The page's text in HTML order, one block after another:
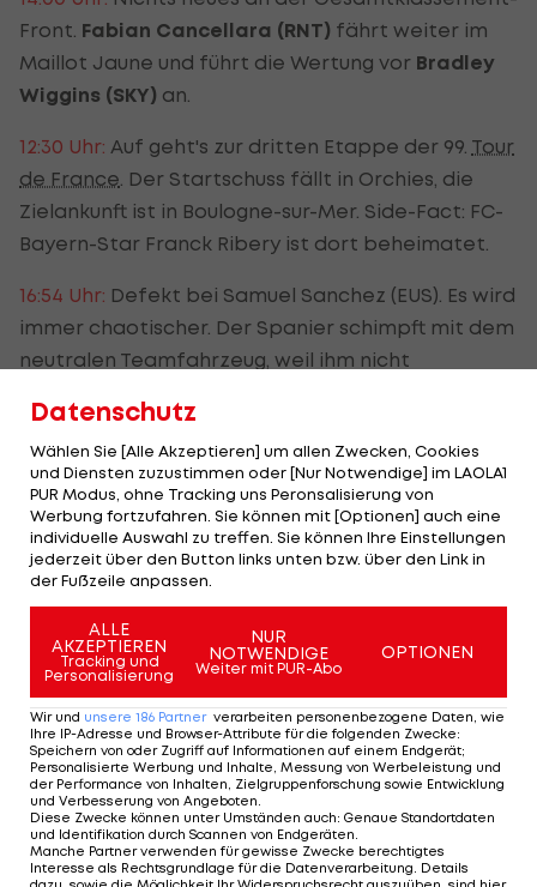
Front. Fabian Cancellara (RNT) fährt weiter im
Maillot Jaune und führt die Wertung vor Bradley
Wiggins (SKY) an.
12:30 Uhr: Auf geht's zur dritten Etappe der 99. Tour
de France . Der Startschuss fällt in Orchies, die
Zielankunft ist in Boulogne-sur-Mer. Side-Fact: FC-
Bayern-Star Franck Ribery ist dort beheimatet.
16:54 Uhr: Defekt bei Samuel Sanchez (EUS). Es wird
immer chaotischer. Der Spanier schimpft mit dem
neutralen Teamfahrzeug, weil ihm nicht
16:49 Uhr:Die nächste Aufgaben-Meldung erreicht
uns.Jose Joaquin Rojas (MOV), 2011 noch einige
Tage im Punktetrikot, hat es übel erwischt, er
kann die Rundfahrt nicht fortsetzen.
16:48 Uhr:AuchMark Cavendish
Voeckler sind zunächst abgehängt.
16:45 Uhr: Philippe Gilbertist weit zurück! Der
Belgier wurde auch von einem Sturz gestoppt und
hat nun Schuhprobleme. Beim Begleitfahrzeug
versucht er die Sache in den Griff zu kriegen.
16:44 Uhr:Durch die Stürze hat sich das Feld in
mehrere Teile gesplittet.Garminversucht gerade,
Datenschutz
Wählen Sie [Alle Akzeptieren] um allen Zwecken, Cookies
und Diensten zuzustimmen oder [Nur Notwendige] im LAOLA1
PUR Modus, ohne Tracking uns Peronsalisierung von
Werbung fortzufahren. Sie können mit [Optionen] auch eine
individuelle Auswahl zu treffen. Sie können Ihre Einstellungen
jederzeit über den Button links unten bzw. über den Link in
der Fußzeile anpassen.
ALLE
AKZEPTIEREN
Tracking und
Personalisierung
NUR
NOTWENDIGE
Weiter mit PUR-Abo
OPTIONEN
Wir und unsere 186 Partner verarbeiten personenbezogene Daten, wie
Ihre IP-Adresse und Browser-Attribute für die folgenden Zwecke:
Speichern von oder Zugriff auf Informationen auf einem Endgerät;
Personalisierte Werbung und Inhalte, Messung von Werbeleistung und
der Performance von Inhalten, Zielgruppenforschung sowie Entwicklung
und Verbesserung von Angeboten.
Diese Zwecke können unter Umständen auch: Genaue Standortdaten
und Identifikation durch Scannen von Endgeräten.
Manche Partner verwenden für gewisse Zwecke berechtigtes
Interesse als Rechtsgrundlage für die Datenverarbeitung. Details